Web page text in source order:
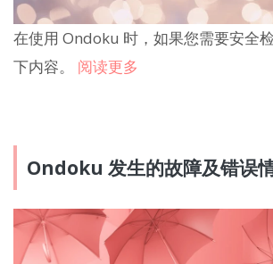
在使用 Ondoku 时，如果您需要安全
下内容。 阅读更多
Ondoku 发生的故障及错误